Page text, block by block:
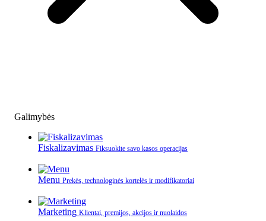
Galimybės
Fiskalizavimas Fiksuokite savo kasos operacijas
Menu Prekės, technologinės kortelės ir modifikatoriai
Marketing Klientai, premijos, akcijos ir nuolaidos